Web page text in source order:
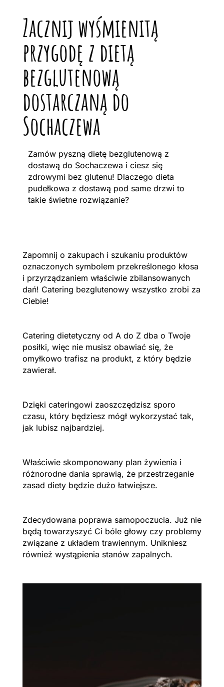
Zacznij wyśmienitą
przygodę z dietą
bezglutenową
dostarczaną do
Sochaczewa
Zamów pyszną dietę bezglutenową z
dostawą do Sochaczewa i ciesz się
zdrowymi bez glutenu! Dlaczego dieta
pudełkowa z dostawą pod same drzwi to
takie świetne rozwiązanie?
Zapomnij o zakupach i szukaniu produktów
oznaczonych symbolem przekreślonego kłosa
i przyrządzaniem właściwie zbilansowanych
dań! Catering bezglutenowy wszystko zrobi za
Ciebie!
Catering dietetyczny od A do Z dba o Twoje
posiłki, więc nie musisz obawiać się, że
omyłkowo trafisz na produkt, z który będzie
zawierał.
Dzięki cateringowi zaoszczędzisz sporo
czasu, który będziesz mógł wykorzystać tak,
jak lubisz najbardziej.
Właściwie skomponowany plan żywienia i
różnorodne dania sprawią, że przestrzeganie
zasad diety będzie dużo łatwiejsze.
Zdecydowana poprawa samopoczucia. Już nie
będą towarzyszyć Ci bóle głowy czy problemy
związane z układem trawiennym. Unikniesz
również wystąpienia stanów zapalnych.